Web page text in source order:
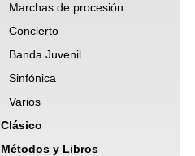
Marchas de procesión
Concierto
Banda Juvenil
Sinfónica
Varios
Clásico
Métodos y Libros